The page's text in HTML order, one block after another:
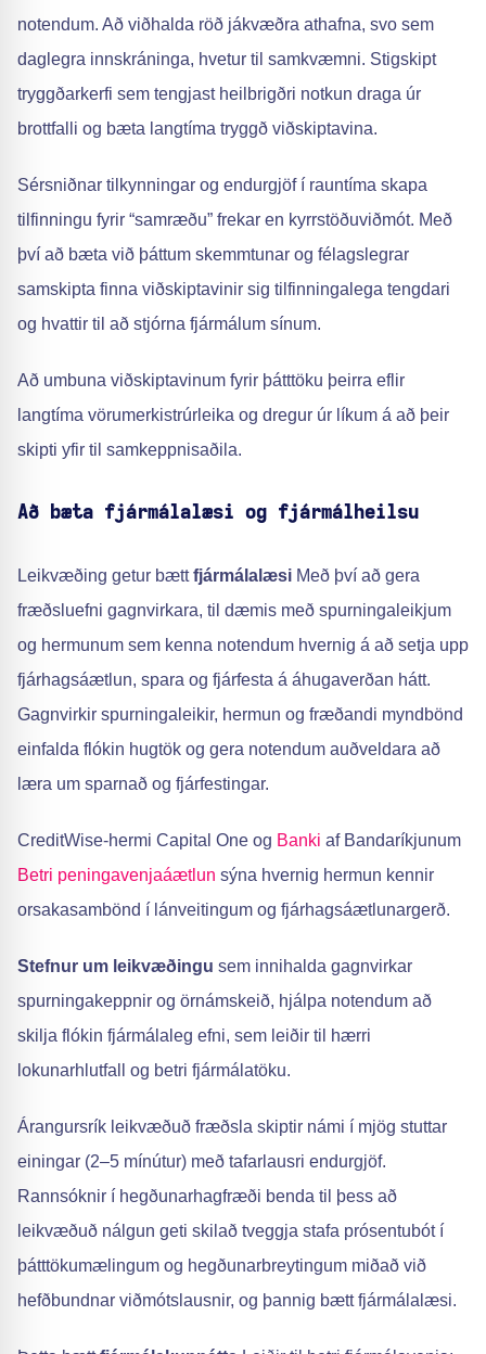
notendum. Að viðhalda röð jákvæðra athafna, svo sem
daglegra innskráninga, hvetur til samkvæmni. Stigskipt
tryggðarkerfi sem tengjast heilbrigðri notkun draga úr
brottfalli og bæta langtíma tryggð viðskiptavina.
Sérsniðnar tilkynningar og endurgjöf í rauntíma skapa
tilfinningu fyrir “samræðu” frekar en kyrrstöðuviðmót. Með
því að bæta við þáttum skemmtunar og félagslegrar
samskipta finna viðskiptavinir sig tilfinningalega tengdari
og hvattir til að stjórna fjármálum sínum.
Að umbuna viðskiptavinum fyrir þátttöku þeirra eflir
langtíma vörumerkistrúrleika og dregur úr líkum á að þeir
skipti yfir til samkeppnisaðila.
Að bæta fjármálalæsi og fjármálheilsu
Leikvæðing getur bættfjármálalæsi Með því að gera
fræðsluefni gagnvirkara, til dæmis með spurningaleikjum
og hermunum sem kenna notendum hvernig á að setja upp
fjárhagsáætlun, spara og fjárfesta á áhugaverðan hátt.
Gagnvirkir spurningaleikir, hermun og fræðandi myndbönd
einfalda flókin hugtök og gera notendum auðveldara að
læra um sparnað og fjárfestingar.
CreditWise-hermi Capital One og Banki af Bandaríkjunum
Betri peningavenjaáætlun sýna hvernig hermun kennir
orsakasambönd í lánveitingum og fjárhagsáætlunargerð.
Stefnur um leikvæðingu sem innihalda gagnvirkar
spurningakeppnir og örnámskeið, hjálpa notendum að
skilja flókin fjármálaleg efni, sem leiðir til hærri
lokunarhlutfall og betri fjármálatöku.
Árangursrík leikvæðuð fræðsla skiptir námi í mjög stuttar
einingar (2–5 mínútur) með tafarlausri endurgjöf.
Rannsóknir í hegðunarhagfræði benda til þess að
leikvæðuð nálgun geti skilað tveggja stafa prósentubót í
þátttökumælingum og hegðunarbreytingum miðað við
hefðbundnar viðmótslausnir, og þannig bætt fjármálalæsi.